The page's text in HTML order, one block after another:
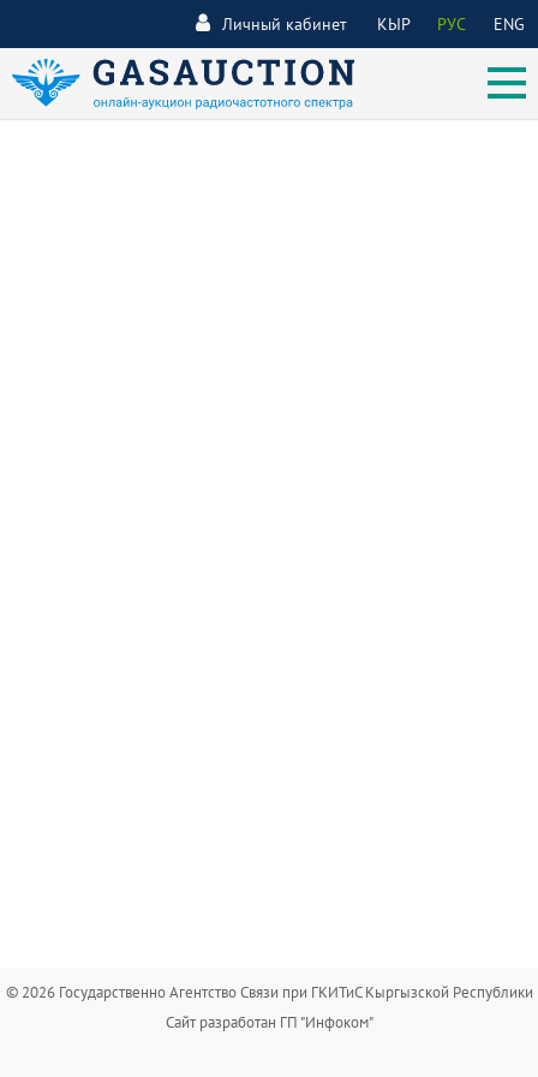
КЫР РУС ENG
Личный кабинет
© 2026 Государственно Агентство Связи при ГКИТиС Кыргызской Республики
Сайт разработан ГП "Инфоком"